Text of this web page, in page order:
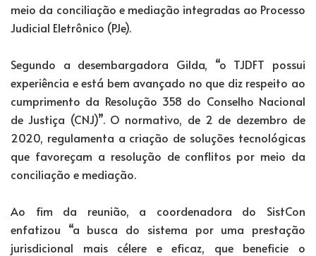
meio da conciliação e mediação integradas ao Processo
Judicial Eletrônico (PJe).
Segundo a desembargadora Gilda, “o TJDFT possui
experiência e está bem avançado no que diz respeito ao
cumprimento da Resolução 358 do Conselho Nacional
de Justiça (CNJ)”. O normativo, de 2 de dezembro de
2020, regulamenta a criação de soluções tecnológicas
que favoreçam a resolução de conflitos por meio da
conciliação e mediação.
Ao fim da reunião, a coordenadora do SistCon
enfatizou “a busca do sistema por uma prestação
jurisdicional mais célere e eficaz, que beneficie o